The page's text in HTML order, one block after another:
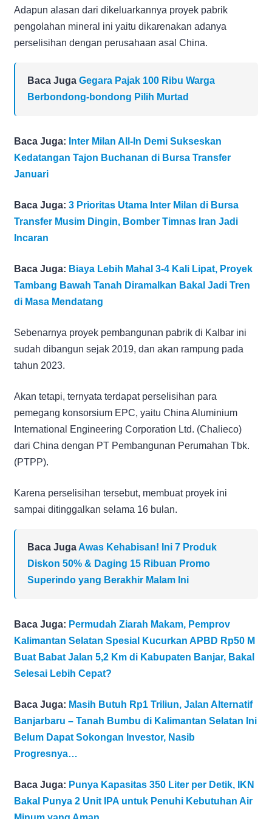
Adapun alasan dari dikeluarkannya proyek pabrik
pengolahan mineral ini yaitu dikarenakan adanya
perselisihan dengan perusahaan asal China.
Baca Juga Gegara Pajak 100 Ribu Warga
Berbondong-bondong Pilih Murtad
Baca Juga: Inter Milan All-In Demi Sukseskan
Kedatangan Tajon Buchanan di Bursa Transfer
Januari
Baca Juga: 3 Prioritas Utama Inter Milan di Bursa
Transfer Musim Dingin, Bomber Timnas Iran Jadi
Incaran
Baca Juga: Biaya Lebih Mahal 3-4 Kali Lipat, Proyek
Tambang Bawah Tanah Diramalkan Bakal Jadi Tren
di Masa Mendatang
Sebenarnya proyek pembangunan pabrik di Kalbar ini
sudah dibangun sejak 2019, dan akan rampung pada
tahun 2023.
Akan tetapi, ternyata terdapat perselisihan para
pemegang konsorsium EPC, yaitu China Aluminium
International Engineering Corporation Ltd. (Chalieco)
dari China dengan PT Pembangunan Perumahan Tbk.
(PTPP).
Karena perselisihan tersebut, membuat proyek ini
sampai ditinggalkan selama 16 bulan.
Baca JugaAwas Kehabisan! Ini 7 Produk
Diskon 50% & Daging 15 Ribuan Promo
Superindo yang Berakhir Malam Ini
Baca Juga: Permudah Ziarah Makam, Pemprov
Kalimantan Selatan Spesial Kucurkan APBD Rp50 M
Buat Babat Jalan 5,2 Km di Kabupaten Banjar, Bakal
Selesai Lebih Cepat?
Baca Juga: Masih Butuh Rp1 Triliun, Jalan Alternatif
Banjarbaru – Tanah Bumbu di Kalimantan Selatan Ini
Belum Dapat Sokongan Investor, Nasib
Progresnya…
Baca Juga: Punya Kapasitas 350 Liter per Detik, IKN
Bakal Punya 2 Unit IPA untuk Penuhi Kebutuhan Air